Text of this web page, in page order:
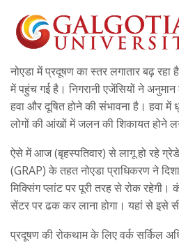
नोएडा में प्रदूषण का स्तर लगातार बढ़ रहा
में पहुंच गई है। निगरानी एजेंसियों ने
हवा और दूषित होने की संभावना है। हवा
लोगों की आंखों में जलन की शिकायत होने
ऐसे में आज (बृहस्पतिवार) से लागू हो रहे
(GRAP) के तहत नोएडा प्राधिकरण ने
मिक्सिंग प्लांट पर पूरी तरह से रोक
सेंटर पर ढक कर लाना होगा। यहां से इसे
प्रदूषण की रोकथाम के लिए वर्क सर्किल